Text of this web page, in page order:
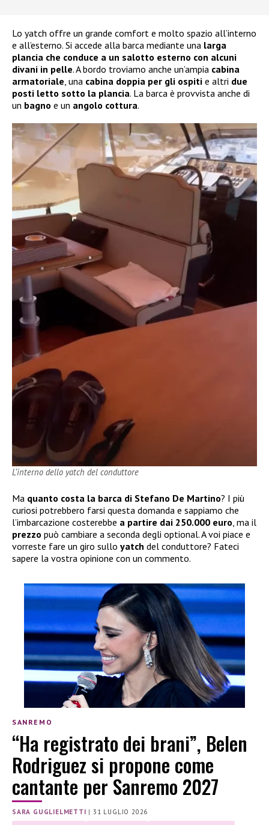
Lo yatch offre un grande comfort e molto spazio all’interno
e all’esterno. Si accede alla barca mediante una larga
plancia che conduce a un salotto esterno con alcuni
divani in pelle. A bordo troviamo anche un’ampia cabina
armatoriale , una cabina doppia per gli ospiti e altri due
posti letto sotto la plancia. La barca è provvista anche di
un bagno e un angolo cottura.
L’interno dello yatch del conduttore
Ma quanto costa la barca di Stefano De Martino? I più
curiosi potrebbero farsi questa domanda e sappiamo che
l’imbarcazione costerebbe a partire dai 250.000 euro, ma il
prezzo può cambiare a seconda degli optional. A voi piace e
vorreste fare un giro sullo yatch del conduttore? Fateci
sapere la vostra opinione con un commento.
SANREMO
“Ha registrato dei brani”, Belen
Rodriguez si propone come
cantante per Sanremo 2027
SARA GUGLIELMETTI |31 LUGLIO 2026